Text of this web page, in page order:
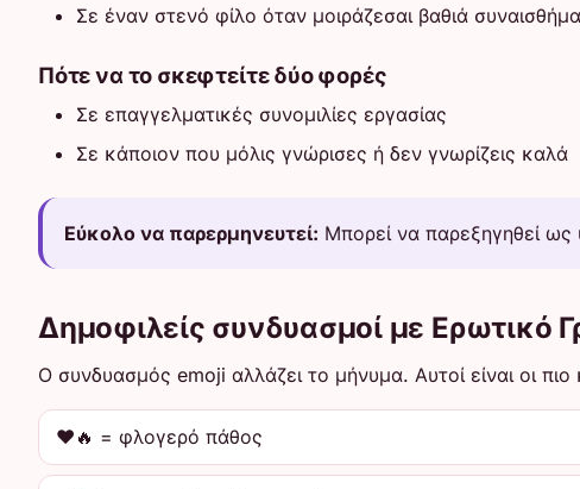
Σε έναν στενό φίλο όταν μοιράζεσαι βαθιά
Πότε να το σκεφτείτε δύο φορές
Σε επαγγελματικές συνομιλίες εργασίας
Σε κάποιον που μόλις γνώρισες ή δεν γνωρίζεις καλά
Εύκολο να παρερμηνευτεί: Μπορεί να παρεξηγηθεί ως
Δημοφιλείς συνδυασμοί με Ερωτικό
Ο συνδυασμός emoji αλλάζει το μήνυμα. Αυτοί είναι οι
❤️🔥 = φλογερό πάθος